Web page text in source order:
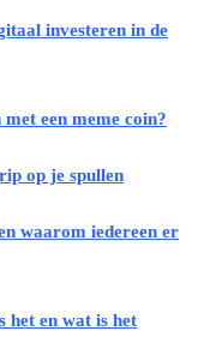
investeren in de
een meme coin?
op je spullen
waarom iedereen er
het en wat is het